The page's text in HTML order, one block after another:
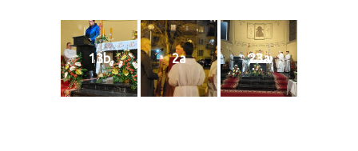
Galerie 2025
Pożegnanie Ks. Mateusza 29.06.2025
13b 2a 23a